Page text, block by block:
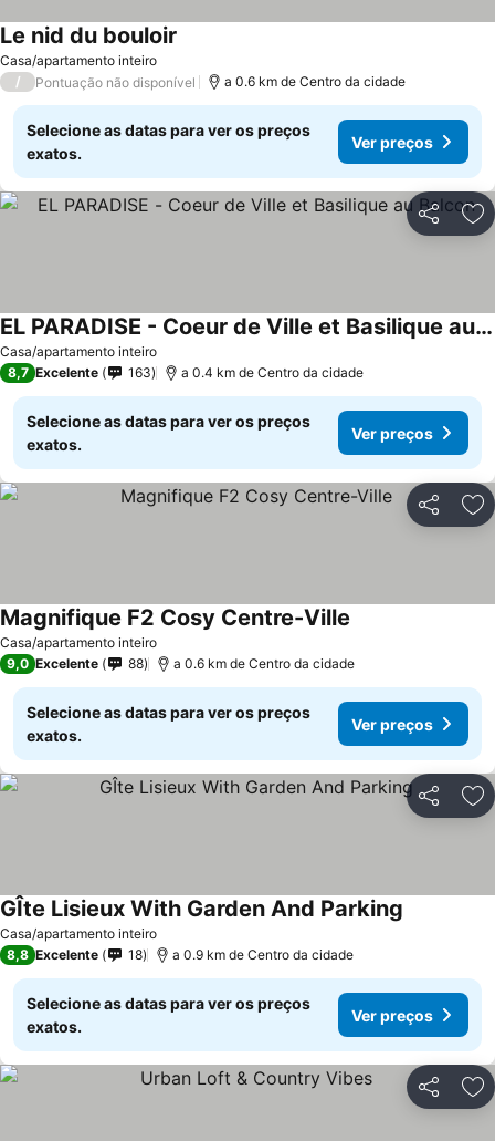
Casa/apartamento inteiro
Le nid du bouloir
/ Pontuação não disponível a 0.6 km de Centro da cidade
Selecione as datas para ver os preços
exatos.
Ver preços
Partilhar
Casa/apartamento inteiro
EL PARADISE - Coeur de Ville et Basilique au Balcon
Ver preços
8,7 Excelente 163 a 0.4 km de Centro da cidade
Selecione as datas para ver os preços
exatos.
Ver preços
Partilhar
Casa/apartamento inteiro
Magnifique F2 Cosy Centre-Ville
9,0 Excelente 88 a 0.6 km de Centro da cidade
Selecione as datas para ver os preços
exatos.
Ver preços
Partilhar
Casa/apartamento inteiro
GÎte Lisieux With Garden And Parking
8,8 Excelente 18 a 0.9 km de Centro da cidade
Selecione as datas para ver os preços
exatos.
Ver preços
Partilhar